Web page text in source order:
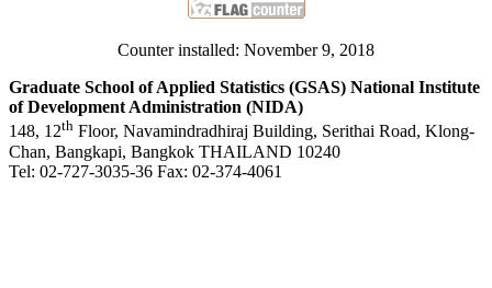
Counter installed: November 9, 2018
Graduate School of Applied Statistics (GSAS) National Institute
of Development Administration (NIDA)
148, 12th Floor, Navamindradhiraj Building, Serithai Road, Klong-
Chan, Bangkapi, Bangkok THAILAND 10240
Tel: 02-727-3035-36 Fax: 02-374-4061